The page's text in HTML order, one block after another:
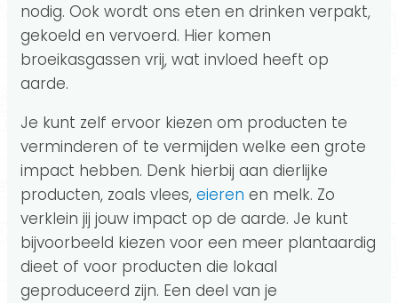
nodig. Ook wordt ons eten en drinken verpakt,
gekoeld en vervoerd. Hier komen
broeikasgassen vrij, wat invloed heeft op
aarde.
Je kunt zelf ervoor kiezen om producten te
verminderen of te vermijden welke een grote
impact hebben. Denk hierbij aan dierlijke
producten, zoals vlees, eieren en melk. Zo
verklein jij jouw impact op de aarde. Je kunt
bijvoorbeeld kiezen voor een meer plantaardig
dieet of voor producten die lokaal
geproduceerd zijn. Een deel van je